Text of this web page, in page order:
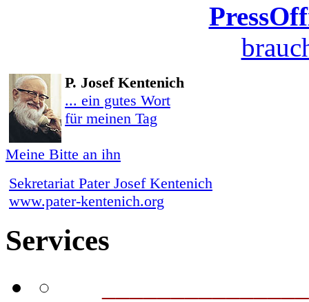
P. Josef Kentenich
... ein gutes Wort
für meinen Tag
Meine Bitte an ihn
Sekretariat Pater Josef Kentenich
www.pater-kentenich.org
Services